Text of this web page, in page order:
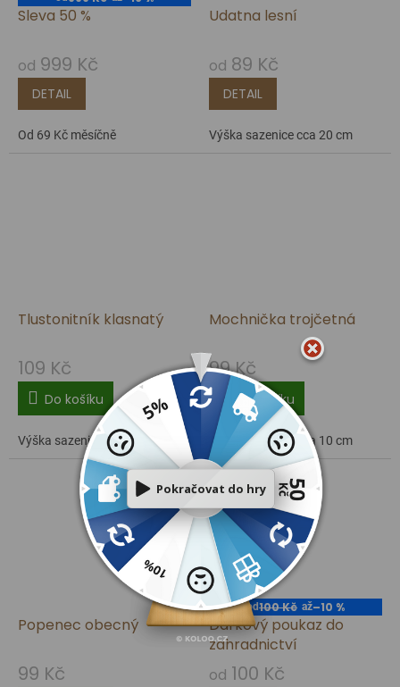
Sleva 50 %
od 999 Kč
DETAIL
Od 69 Kč měsíčně
Udatna lesní
od 89 Kč
DETAIL
Výška sazenice cca 20 cm
Tlustonitník klasnatý
109 Kč
Do košíku
Výška sazenice cca 10 cm
Mochnička trojčetná
99 Kč
Do košíku
Výška sazenice cca 10 cm
Popenec obecný
99 Kč
od100 Kč až–10 %
Dárkový poukaz do
zahradnictví
od 100 Kč